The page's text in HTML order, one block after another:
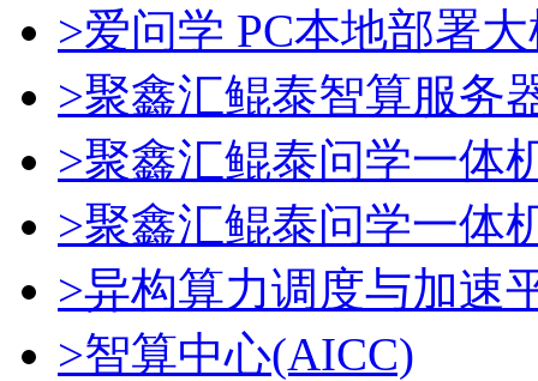
>爱问学 PC本地部署
>聚鑫汇鲲泰智算服务
>聚鑫汇鲲泰问学一体
>聚鑫汇鲲泰问学一体
>异构算力调度与加速
>智算中心(AICC)